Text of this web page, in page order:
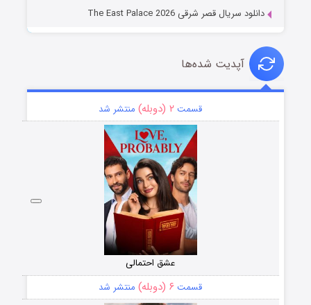
دانلود سریال قصر شرقی The East Palace 2026
آپدیت شده‌ها
قسمت ۲ (دوبله) منتشر شد
عشق احتمالی
قسمت ۶ (دوبله) منتشر شد